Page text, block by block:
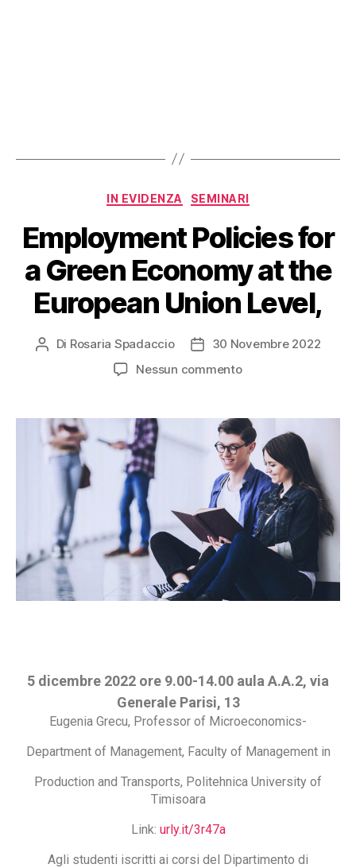
IN EVIDENZA SEMINARI
Employment Policies for
a Green Economy at the
European Union Level,
Di Rosaria Spadaccio
30 Novembre 2022
Nessun commento
5 dicembre 2022 ore 9.00-14.00 aula A.A.2, via
Generale Parisi, 13
Eugenia Grecu, Professor of Microeconomics-
Department of Management, Faculty of Management in
Production and Transports, Politehnica University of
Timisoara
Link: urly.it/3r47a
Agli studenti iscritti ai corsi del Dipartimento di